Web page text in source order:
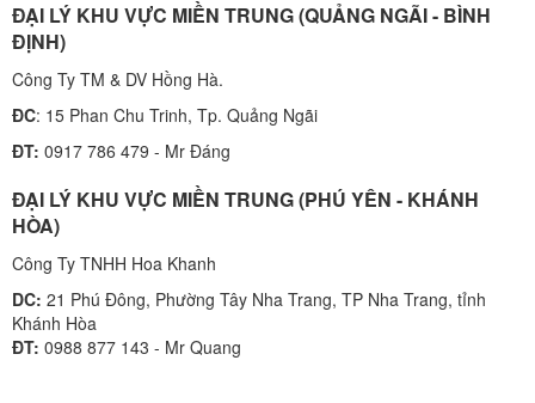
ĐẠI LÝ KHU VỰC MIỀN TRUNG (QUẢNG NGÃI - BÌNH
ĐỊNH)
Công Ty TM & DV Hồng Hà.
ĐC: 15 Phan Chu Trinh, Tp. Quảng Ngãi
ĐT: 0917 786 479 - Mr Đáng
ĐẠI LÝ KHU VỰC MIỀN TRUNG (PHÚ YÊN - KHÁNH
HÒA)
Công Ty TNHH Hoa Khanh
DC: 21 Phú Đông, Phường Tây Nha Trang, TP Nha Trang, tỉnh
Khánh Hòa
ĐT: 0988 877 143 - Mr Quang